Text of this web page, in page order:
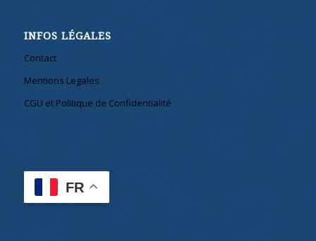
INFOS LÉGALES
Contact
Mentions Legales
CGU et Politique de Confidentialité
FR